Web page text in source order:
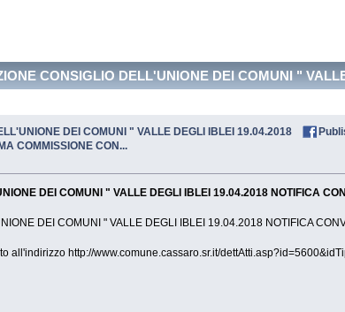
CONSIGLIO DELL'UNIONE DEI COMUNI "
DEI COMUNI " VALLE DEGLI IBLEI 19.04.2018
COMMISSIONE CON...
DEI COMUNI " VALLE DEGLI IBLEI 19.04.2018 NOTIFICA
DEI COMUNI " VALLE DEGLI IBLEI 19.04.2018 NOTIFICA
all'indirizzo http://www.comune.cassaro.sr.it/